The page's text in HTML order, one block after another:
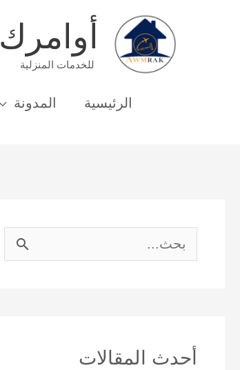
أوامرك
للخدمات المنزلية
الرئيسية المدونة
ث
أحدث المقالات